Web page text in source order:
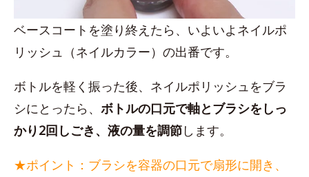
ベースコートを塗り終えたら、いよいよネイルポ
リッシュ（ネイルカラー）の出番です。
ボトルを軽く振った後、ネイルポリッシュをブラ
シにとったら、 ボトルの口元で軸とブラシをしっ
かり2回しごき、液の量を調節します。
★ポイント：ブラシを容器の口元で扇形に開き、